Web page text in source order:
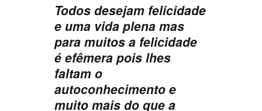
Todos desejam felicidade
e uma vida plena mas
para muitos a felicidade
é efêmera pois lhes
faltam o
autoconhecimento e
muito mais do que a